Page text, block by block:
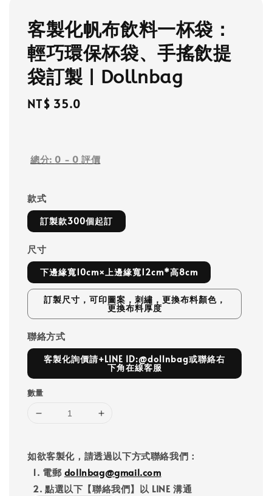
客製化帆布飲料一杯袋：
輕巧環保杯袋、手搖飲提
袋訂製 | Dollnbag
Regular
NT$ 35.0
總分: 0 - 0 評價
款式
訂製款300個起訂
尺寸
下邊緣寬10cm×上邊緣寬12cm*高8cm
訂製尺寸，可印圖案，刺繡，更換布料顏色，
更換布料厚度
聯絡方式
客製化詢價請+LINE ID:@dollnbag或聯絡右
下角在線客服
數量
如欲客製化，請透過以下方式聯絡我們：
1. 電郵 dollnbag@gmail.com
2. 點選以下【聯絡我們】以 LINE 溝通